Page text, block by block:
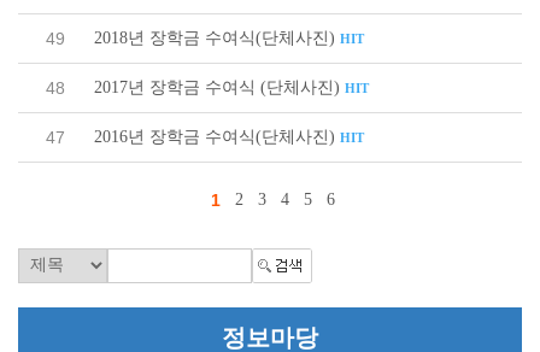
49 2018년 장학금 수여식(단체사진) HIT
48 2017년 장학금 수여식 (단체사진) HIT
47 2016년 장학금 수여식(단체사진) HIT
1 2 3 4 5 6
정보마당